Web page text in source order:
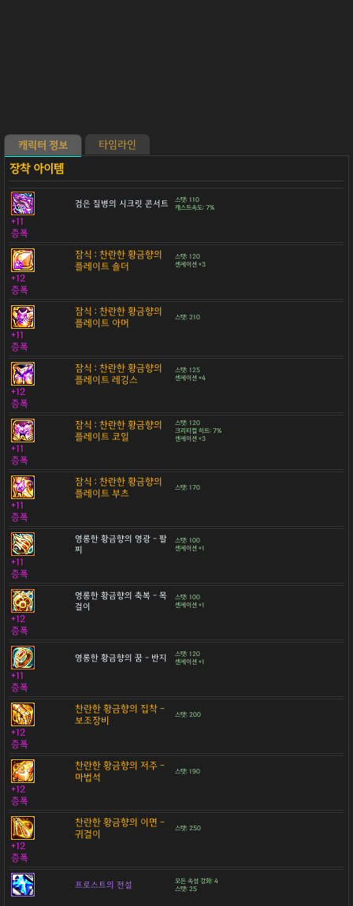
캐릭터 정보 타임라인
검은 질병의 시크릿 콘서트
스탯: 110
캐스트속도: 7%
+11
증폭
잠식 : 찬란한 황금향의
플레이트 숄더
스탯: 120
센세이션 +3
+12
증폭
잠식 : 찬란한 황금향의
플레이트 아머
스탯: 210
+11
증폭
잠식 : 찬란한 황금향의
플레이트 레깅스
스탯: 125
센세이션 +4
+12
증폭
잠식 : 찬란한 황금향의
플레이트 코일
스탯: 120
크리티컬 히트: 7%
센세이션 +3
+11
증폭
잠식 : 찬란한 황금향의
플레이트 부츠
스탯: 170
+11
증폭
영롱한 황금향의 영광 - 팔
찌
스탯: 100
센세이션 +1
+11
증폭
영롱한 황금향의 축복 - 목
걸이
스탯: 100
센세이션 +1
+12
증폭
영롱한 황금향의 꿈 - 반지
스탯: 120
센세이션 +1
+11
증폭
찬란한 황금향의 집착 -
보조장비
스탯: 200
+12
증폭
찬란한 황금향의 저주 -
마법석
스탯: 190
+12
증폭
찬란한 황금향의 이면 -
귀걸이
스탯: 250
+12
증폭
프로스트의 전설
모든 속성 강화: 4
스탯: 25